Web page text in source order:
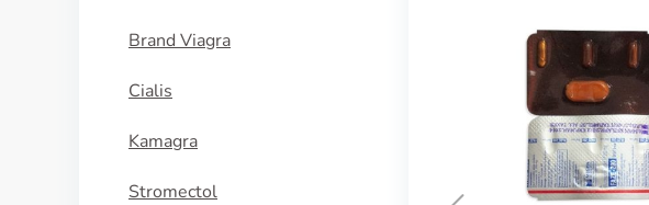
Brand Viagra
Cialis
Kamagra
Stromectol